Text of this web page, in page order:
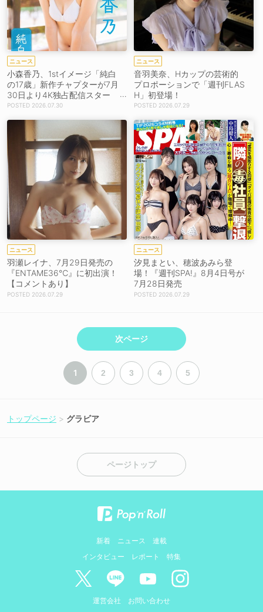
ニュース
小森香乃、1stイメージ「純白
の17歳」新作チャプターが7月
30日より4K独占配信スター
ト！ 2026.07.30
ニュース
音羽美奈、Hカップの芸術的
プロポーションで「週刊FLAS
H」初登場！
2026.07.29
ニュース
羽瀬レイナ、7月29日発売の
『ENTAME36℃』に初出演！
【コメントあり】
2026.07.29
ニュース
汐見まとい、穂波あみら登
場！『週刊SPA!』8月4日号が
7月28日発売
2026.07.29
次ページ
1 2 3 4 5
トップページ グラビア
ページトップ
新着 ニュース
連載
インタビュー
レポート 特集
運営会社 お問い合わせ